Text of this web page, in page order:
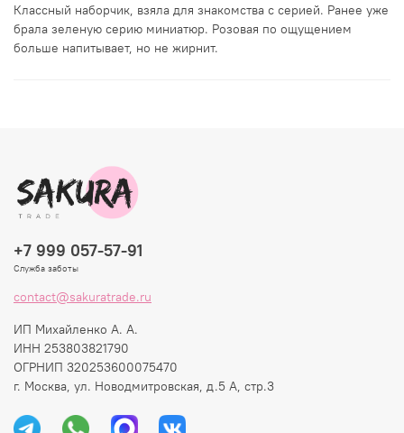
Классный наборчик, взяла для знакомства с серией. Ранее уже
брала зеленую серию миниатюр. Розовая по ощущением
больше напитывает, но не жирнит.
+7 999 057-57-91
Служба заботы
contact@sakuratrade.ru
ИП Михайленко А. А.
ИНН 253803821790
ОГРНИП 320253600075470
г. Москва, ул. Новодмитровская, д.5 А, стр.3